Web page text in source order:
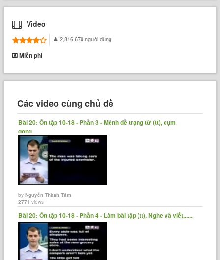
Video
2,816,679 người dùng
Miễn phí
Các video cùng chủ đề
Bài 20: Ôn tập 10-18 - Phần 3 - Mệnh đề trạng từ (tt), cụm
động......
byNguyễn Thành Tâm
2771 views
Bài 20: Ôn tập 10-18 - Phần 4 - Làm bài tập (tt), Nghe và viết,......